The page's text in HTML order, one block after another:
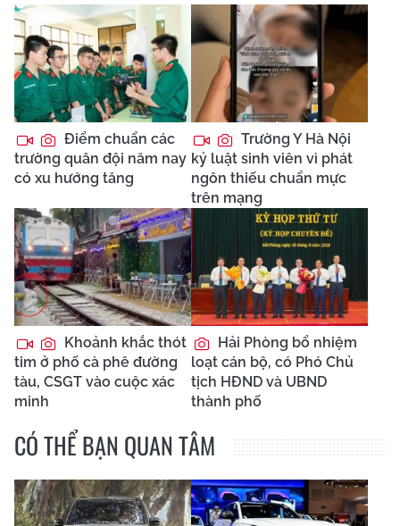
Điểm chuẩn các
trường quân đội năm nay
có xu hướng tăng
Trường Y Hà Nội
kỷ luật sinh viên vì phát
ngôn thiếu chuẩn mực
trên mạng
Khoảnh khắc thót
tim ở phố cà phê đường
tàu, CSGT vào cuộc xác
minh
Hải Phòng bổ nhiệm
loạt cán bộ, có Phó Chủ
tịch HĐND và UBND
thành phố
CÓ THỂ BẠN QUAN TÂM